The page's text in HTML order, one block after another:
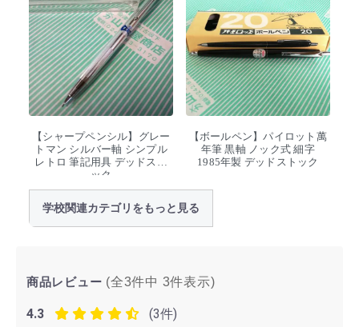
【シャープペンシル】グレー
トマン シルバー軸 シンプル
レトロ 筆記用具 デッドスト
ック
【ボールペン】パイロット萬
年筆 黒軸 ノック式 細字
1985年製 デッドストック
学校関連カテゴリをもっと見る
商品レビュー (全3件中 3件表示)
4.3 (3件)